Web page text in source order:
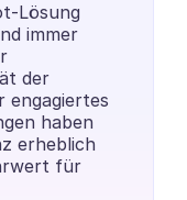
Lösung
immer
der
engagiertes
haben
erheblich
für